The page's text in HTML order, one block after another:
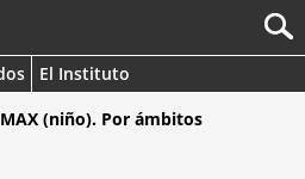
El Instituto
(niño). Por ámbitos